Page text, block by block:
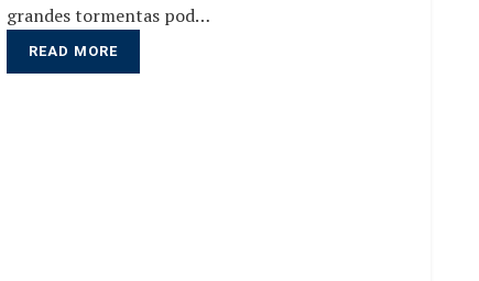
grandes tormentas pod…
READ MORE